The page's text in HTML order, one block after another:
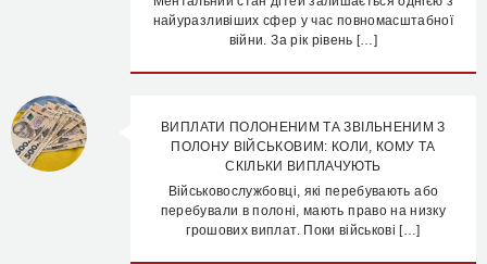
найуразливіших сфер у час повномасштабної
війни. За рік рівень […]
ВИПЛАТИ ПОЛОНЕНИМ ТА ЗВІЛЬНЕНИМ З
ПОЛОНУ ВІЙСЬКОВИМ: КОЛИ, КОМУ ТА
СКІЛЬКИ ВИПЛАЧУЮТЬ
Військовослужбовці, які перебувають або
перебували в полоні, мають право на низку
грошових виплат. Поки військові […]